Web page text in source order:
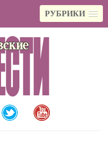
РУБРИКИ